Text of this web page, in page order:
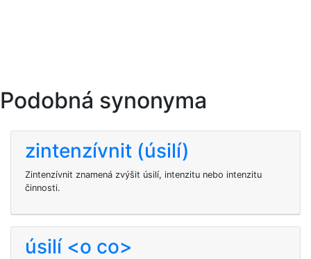
Podobná synonyma
zintenzívnit (úsilí)
Zintenzívnit znamená zvýšit úsilí, intenzitu nebo intenzitu
činnosti.
úsilí <o co>